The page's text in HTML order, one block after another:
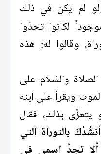
لم يكن في ذلك
لكانوا تحدّوا
وقالوا له: هذه
والسّلام على
ويقرأ على ابنه
يتعزَّى بذلك، فقال
بالتوراة التي
ألا تجِدُ اسمي في